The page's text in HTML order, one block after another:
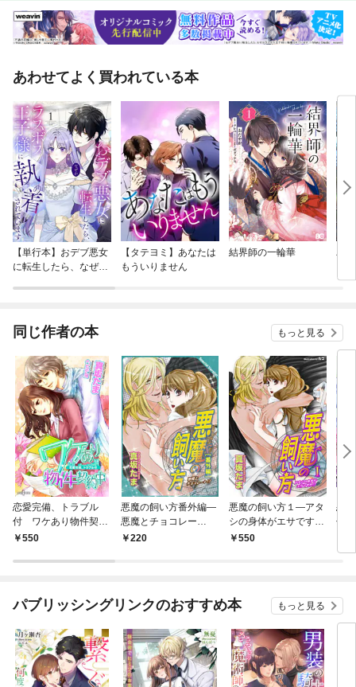
あわせてよく買われている本
【単行本】おデブ悪女
に転生したら、なぜか
【タテヨミ】あなたは
もういりません
結界師の一輪華
バ
今
同じ作者の本 もっと見る
恋愛完備、トラブル
付 ワケあり物件契約
中【出張編】
550
悪魔の飼い方番外編―
悪魔とチョコレー
ト！？
220
悪魔の飼い方１―アタ
シの身体がエサです
か！？
550
恋
付
パブリッシングリンクのおすすめ本 もっと見る